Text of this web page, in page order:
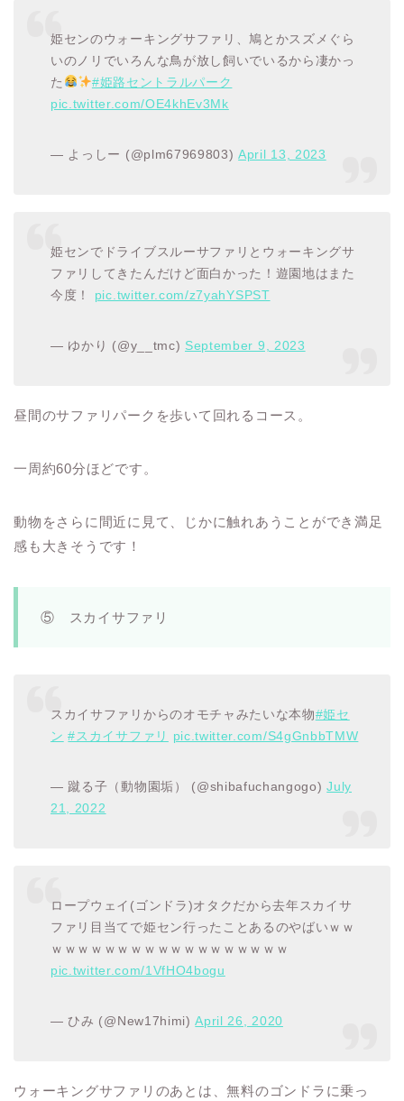
姫センのウォーキングサファリ、鳩とかスズメぐら
いのノリでいろんな鳥が放し飼いでいるから凄かっ
た
#姫路セントラルパーク
pic.twitter.com/OE4khEv3Mk
— よっしー (@plm67969803)April 13, 2023
姫センでドライブスルーサファリとウォーキングサ
ファリしてきたんだけど面白かった！遊園地はまた
今度！ pic.twitter.com/z7yahYSPST
— ゆかり︎ (@y__tmc) September 9, 2023
昼間のサファリパークを歩いて回れるコース。
一周約60分ほどです。
動物をさらに間近に見て、じかに触れあうことができ満足
感も大きそうです！
⑤ スカイサファリ
スカイサファリからのオモチャみたいな本物#姫セ
ン #スカイサファリ pic.twitter.com/S4gGnbbTMW
— 蹴る子（動物園垢） (@shibafuchangogo)July
21, 2022
ロープウェイ(ゴンドラ)オタクだから去年スカイサ
ファリ目当てで姫セン行ったことあるのやばいｗｗ
ｗｗｗｗｗｗｗｗｗｗｗｗｗｗｗｗｗｗ
pic.twitter.com/1VfHO4bogu
— ひみ (@New17himi)April 26, 2020
ウォーキングサファリのあとは、無料のゴンドラに乗っ